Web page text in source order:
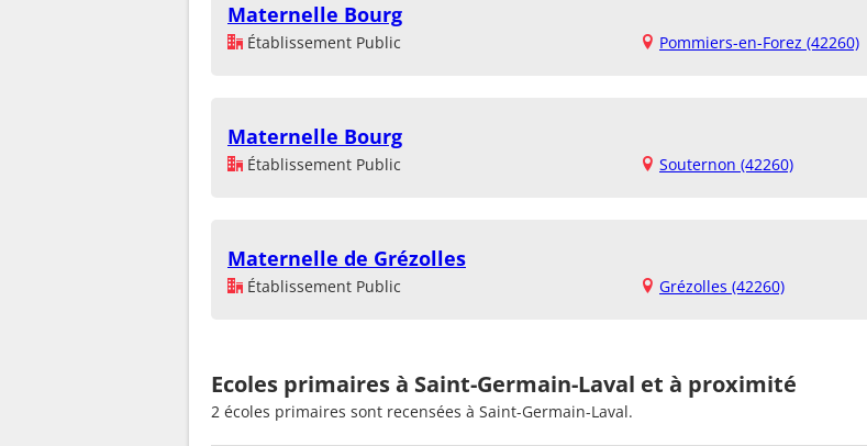
Maternelle Bourg
Établissement Public Pommiers-en-Forez (42260)
Maternelle Bourg
Établissement Public Souternon (42260)
Maternelle de Grézolles
Établissement Public Grézolles (42260)
Ecoles primaires à Saint-Germain-Laval et à proximité
2 écoles primaires sont recensées à Saint-Germain-Laval.